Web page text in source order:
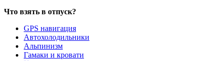
Что взять в отпуск?
GPS навигация
Автохолодильники
Альпинизм
Гамаки и кровати